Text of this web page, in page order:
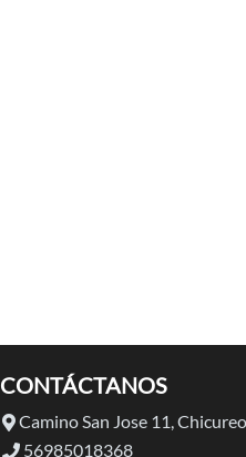
CONTÁCTANOS
Camino San Jose 11,
56985018368